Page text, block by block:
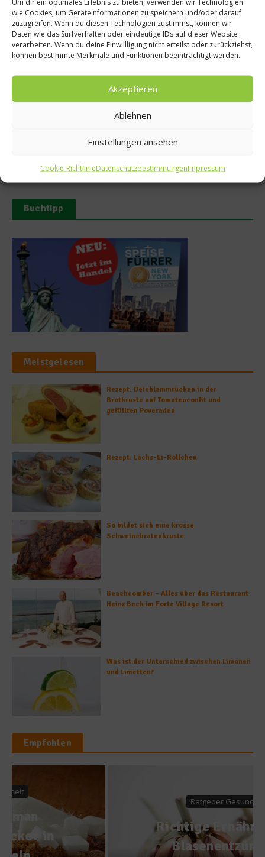
wie Cookies, um Geräteinformationen zu speichern und/oder darauf
zuzugreifen. Wenn du diesen Technologien zustimmst, können wir
Daten wie das Surfverhalten oder eindeutige IDs auf dieser Website
verarbeiten. Wenn du deine Einwillligung nicht erteilst oder zurückziehst,
können bestimmte Merkmale und Funktionen beeinträchtigt werden.
Akzeptieren
Ablehnen
Einstellungen ansehen
Cookie-RichtlinieDatenschutzbestimmungenImpressum
Ähnliche Beiträge
Buchvorstellung: Jan – Labor
10. Juni 2025
Mirazur – Sterneküche
26. Oktober 2024
Buchtipp
Meistgelesen
Rezept: Deichlammrücken in der
Brotkruste auf Tomatenconfit und
gefüllten Poveraden
Rezept: Lachs-Ei-Röllchen
So bildet sich eine krosse
Schweinebratenkruste
Beachcomber – Alles über das Restaurant
Heinz Beck im Forte Village Resort
Was ist der Unterschied zwischen Limonen
und Limetten?
Empfohlen
Richtige Ernährung bei
Blasenentzündung